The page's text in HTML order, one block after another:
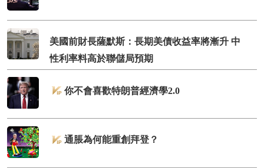
美國前財長薩默斯：長期美債收益率將漸升 中
性利率料高於聯儲局預期
你不會喜歡特朗普經濟學2.0
通脹為何能重創拜登？